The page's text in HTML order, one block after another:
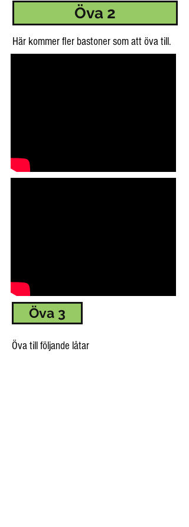
Öva 2
Här kommer fler bastoner som att öva till.
Öva 3
Öva till följande låtar